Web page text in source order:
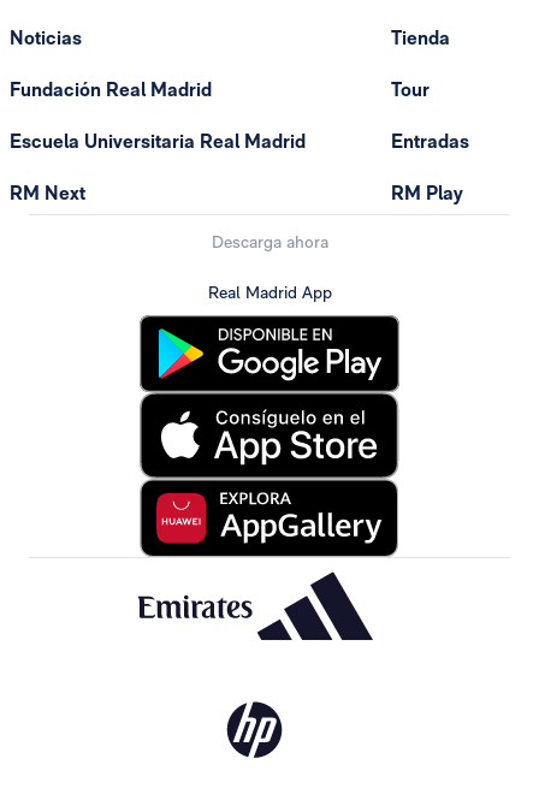
Noticias
Fundación Real Madrid
Escuela Universitaria Real Madrid
RM Next
Tienda
Tour
Entradas
RM Play
Descarga ahora
Real Madrid App